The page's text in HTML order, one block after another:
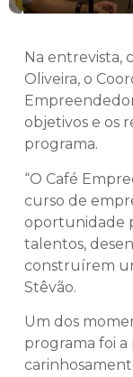
Na entrevista,
Oliveira, o
objetivos e os
programa.
“O Café
curso de
oportunidade
talentos,
construírem
Stêvão.
Um dos
programa foi